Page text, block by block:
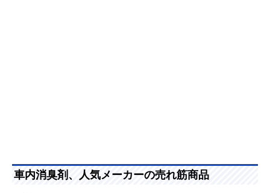
車内消臭剤、人気メーカーの売れ筋商品